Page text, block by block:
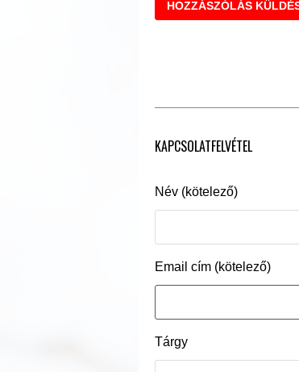
KAPCSOLATFELVÉTEL
Név (kötelező)
Email cím (kötelező)
Tárgy